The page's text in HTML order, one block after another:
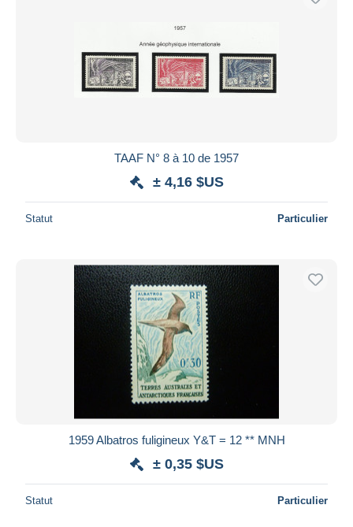
TAAF N° 8 à 10 de 1957
± 4,16 $US
Statut Particulier
1959 Albatros fuligineux Y&T = 12 ** MNH
± 0,35 $US
Statut Particulier